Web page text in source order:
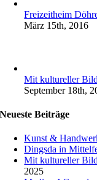
Freizeitheim
März 15th, 2016
Mit kultureller
September 18th,
Neueste Beiträge
Kunst &
Dingsda in
Mit kultureller
2025